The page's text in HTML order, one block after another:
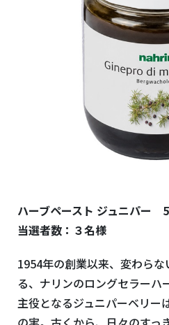
ハーブペースト ジュニパー
当選者数：３名様
1954年の創業以来、変わら
る、ナリンのロングセラーハ
主役となるジュニパーベリー